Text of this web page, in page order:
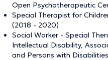
Open Psychotherapeutic
Special Therapist for
(2018 - 2020)
Social Worker - Special
Intellectual Disability,
and Persons with